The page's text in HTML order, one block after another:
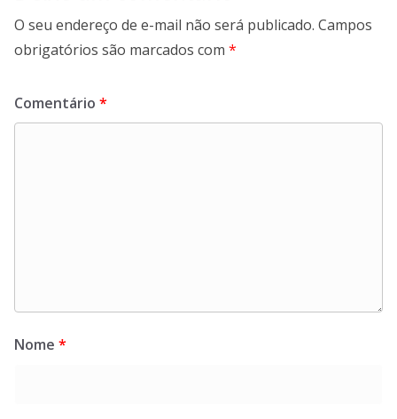
O seu endereço de e-mail não será publicado. Campos
obrigatórios são marcados com *
Comentário *
Nome *